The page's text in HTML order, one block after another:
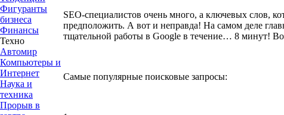
Фигуранты
бизнеса
Финансы
Техно
Автомир
Компьютеры и
Интернет
Наука и
техника
Прорыв в
SEO-cпециалистов очень много, а ключевых слов,
предположить. А вот и неправда! На самом деле
тщательной работы в Google в течение… 8 минут!
Самые популярные поисковые запросы: